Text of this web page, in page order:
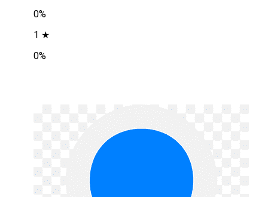
0%
1 ★
0%